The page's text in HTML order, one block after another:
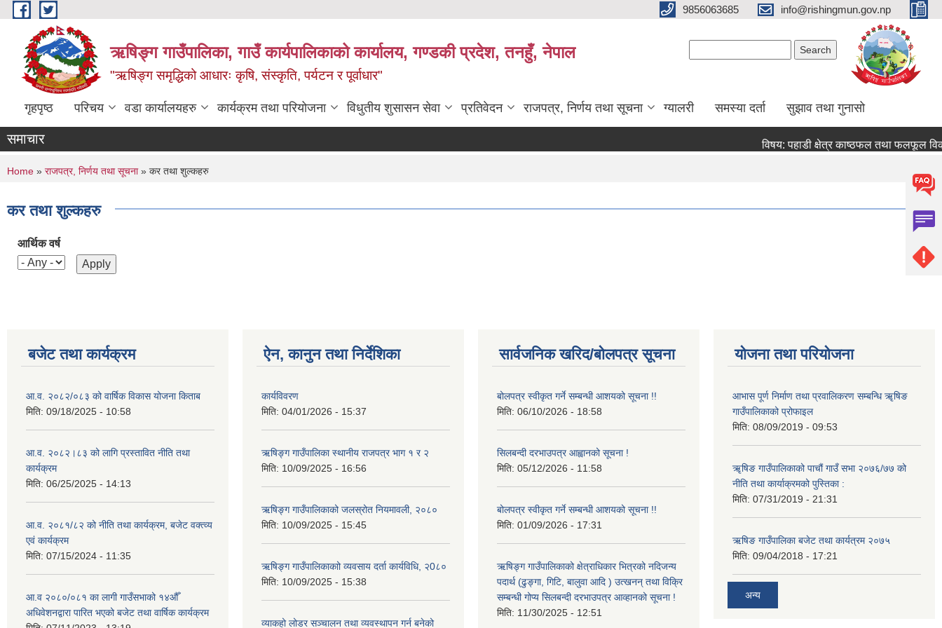
Skip to main content 9856063685 info@rishingmun.gov.np
ऋषिङ्ग गाउँपालिका, गाउँ कार्यपालिकाको कार्यालय, गण्डकी प्रदेश, तनहुँ, नेपाल
"ऋषिङ्ग समृद्धिको आधारः कृषि, संस्कृति, पर्यटन र पूर्वाधार"
गृहपृष्ठ परिचय वडा कार्यालयहरु कार्यक्रम तथा परियोजना विधुतीय शुसासन सेवा प्रतिवेदन राजपत्र, निर्णय तथा सूचना ग्यालरी समस्या दर्ता सुझाव तथा गुनासो
समाचार विषय: पहाडी क्षेत्र काष्ठफल तथा फलफूल
You are here
Home » राजपत्र, निर्णय तथा सूचना» कर तथा शुल्कहरु
कर तथा शुल्कहरु
आर्थिक वर्ष
बजेट तथा कार्यक्रम
आ.व. २०८२/०८३ को वार्षिक विकास योजना किताब
मिति: 09/18/2025 - 10:58
आ.व. २०८२।८३ को लागि प्रस्तावित नीति तथा
कार्यक्रम
मिति: 06/25/2025 - 14:13
आ.व. २०८१/८२ को नीति तथा कार्यक्रम, बजेट वक्त्व्य
एवं कार्यक्रम
मिति: 07/15/2024 - 11:35
आ.व २०८०/०८१ का लागी गाउँसभाको १४औँ
अधिवेशनद्वारा पारित भएको बजेट तथा वार्षिक कार्यक्रम
ऐन, कानुन तथा निर्देशिका
कार्यविवरण
मिति: 04/01/2026 - 15:37
ऋषिङ्ग गाउँपालिका स्थानीय राजपत्र भाग १ र २
मिति: 10/09/2025 - 16:56
ऋषिङ्ग गाउँपालिकाको जलस्रोत नियमावली, २०८०
मिति: 10/09/2025 - 15:45
ऋषिङ्ग गाउँपालिकाकाो व्यवसाय दर्ता कार्यविधि, २0८०
मिति: 10/09/2025 - 15:38
व्याकहो लोडर सञ्चालन तथा व्यवस्थापन गर्न बनेको
सार्वजनिक खरिद/बोलपत्र सूचना
बोलपत्र स्वीकृत गर्ने सम्बन्धी आशयको सूचना !!
मिति: 06/10/2026 - 18:58
सिलबन्दी दरभाउपत्र आह्वानको सूचना !
मिति: 05/12/2026 - 11:58
बोलपत्र स्वीकृत गर्ने सम्बन्धी आशयको सूचना !!
मिति: 01/09/2026 - 17:31
ऋषिङ्ग गाउँपालिकाको क्षेत्राधिकार भित्रको नदिजन्य
पदार्थ (ढुङ्गा, गिटि, बालुवा आदि ) उत्खनन् तथा विक्रि
सम्बन्धी गोप्य सिलबन्दी दरभाउपत्र आव्हानको सूचना !
मिति: 11/30/2025 - 12:51
योजना तथा परियोजना
आभास पूर्ण निर्माण तथा प्रवालिकरण सम्बन्धि ॠषिङ
गाउँपालिकाको प्रोफाइल
मिति: 08/09/2019 - 09:53
ॠषिङ गाउँपालिकाको पाचौं गाउँ सभा २०७६/७७ को
नीति तथा कार्याक्रमको पुस्तिका :
मिति: 07/31/2019 - 21:31
ऋषिङ गाउँपालिका बजेट तथा कार्यत्रम २०७५
मिति: 09/04/2018 - 17:21
अन्य